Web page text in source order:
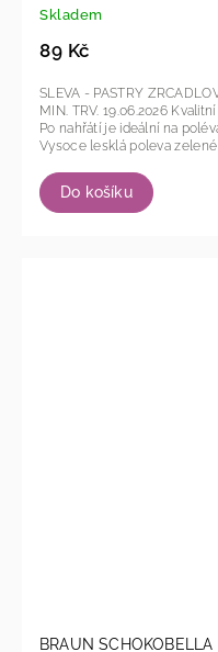
Skladem
89 Kč
Do košíku
SLEVA - PASTRY
MIN. TRV. 19.06.2026 Kvalitní zrcadlová poleva s příchutí pistácie.
Po nahřátí je ideální na polévání dortů
BRAUN